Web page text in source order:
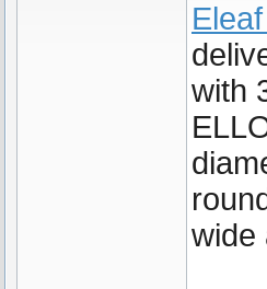
with
wide